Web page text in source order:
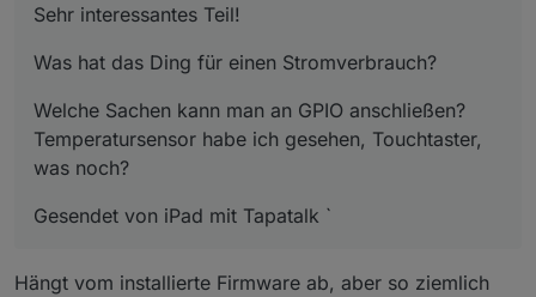
Sehr interessantes Teil!
Was hat das Ding für einen Stromverbrauch?
Welche Sachen kann man an GPIO anschließen?
Temperatursensor habe ich gesehen, Touchtaster,
was noch?
Gesendet von iPad mit Tapatalk `
Hängt vom installierte Firmware ab, aber so ziemlich